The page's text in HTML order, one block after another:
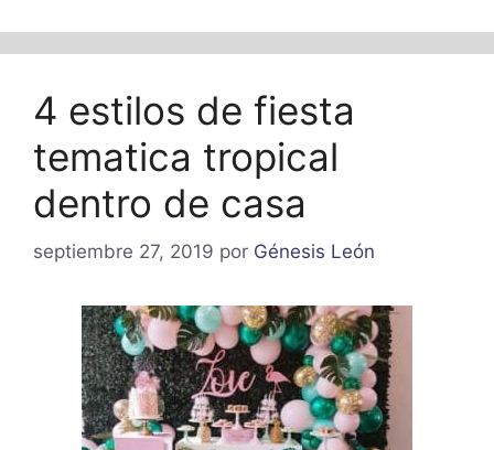
4 estilos de fiesta
tematica tropical
dentro de casa
septiembre 27, 2019 por Génesis León